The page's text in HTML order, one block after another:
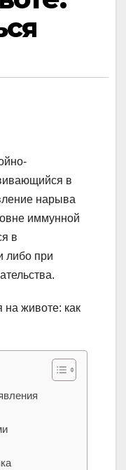
в
нарыва
иммунной
в
либо при